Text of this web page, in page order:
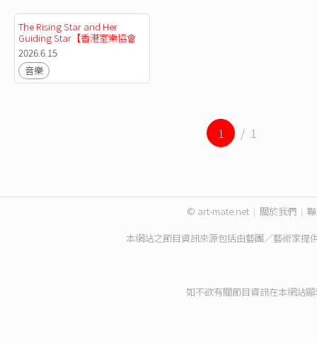
The Rising Star and Her
Guiding Star【香港室樂協會
2026音樂會系列】
2026.6.15
音樂
1 / 1
© art-mate.net | 關於我們 |
本網站之節目資訊來源包括由藝團／藝術家提
如不欲有關節目資訊在本網站